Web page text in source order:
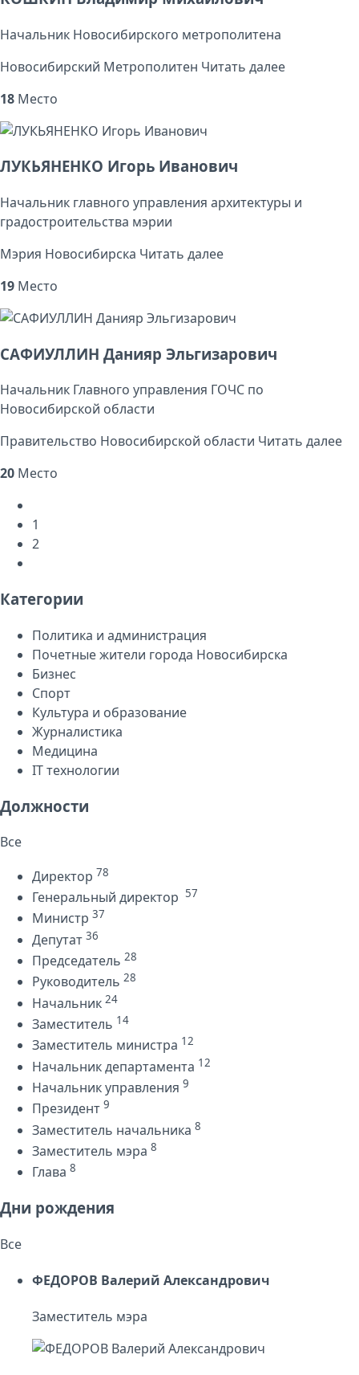
Начальник Новосибирского метрополитена
Новосибирский Метрополитен Читать далее
18 Место
ЛУКЬЯНЕНКО Игорь Иванович
Начальник главного управления архитектуры и
градостроительства мэрии
Мэрия Новосибирска Читать далее
19 Место
САФИУЛЛИН Данияр Эльгизарович
Начальник Главного управления ГОЧС по
Новосибирской области
Правительство Новосибирской области Читать далее
20 Место
1
2
Категории
Политика и администрация
Почетные жители города Новосибирска
Бизнес
Спорт
Культура и образование
Журналистика
Медицина
IT технологии
Должности
Все
Директор 78
Генеральный директор 57
Министр 37
Депутат 36
Председатель 28
Руководитель 28
Начальник 24
Заместитель 14
Заместитель министра 12
Начальник департамента 12
Начальник управления 9
Президент 9
Заместитель начальника 8
Заместитель мэра 8
Глава 8
Дни рождения
Все
ФЕДОРОВ Валерий Александрович
Заместитель мэра